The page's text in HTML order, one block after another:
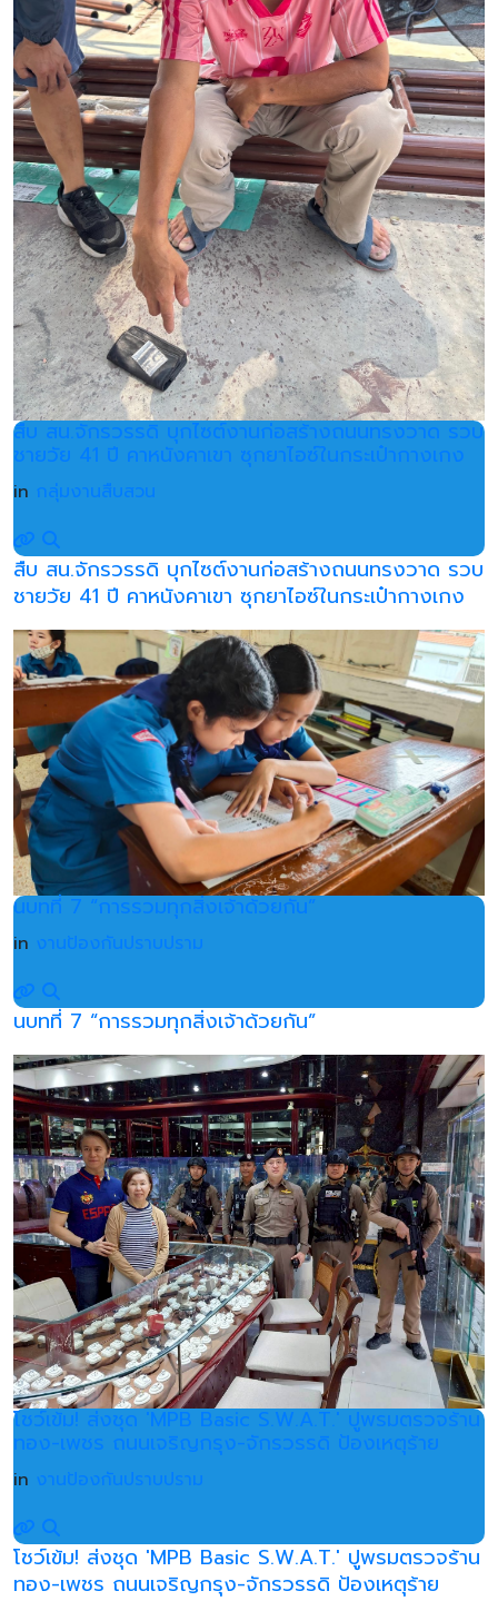
สืบ สน.จักรวรรดิ บุกไซต์งานก่อสร้างถนนทรงวาด รวบ
ชายวัย 41 ปี คาหนังคาเขา ซุกยาไอซ์ในกระเป๋ากางเกง
in กลุ่มงานสืบสวน
สืบ สน.จักรวรรดิ บุกไซต์งานก่อสร้างถนนทรงวาด รวบ
ชายวัย 41 ปี คาหนังคาเขา ซุกยาไอซ์ในกระเป๋ากางเกง
นบทที่ 7 “การรวมทุกสิ่งเจ้าด้วยกัน”
in งานป้องกันปราบปราม
นบทที่ 7 “การรวมทุกสิ่งเจ้าด้วยกัน”
โชว์เข้ม! ส่งชุด 'MPB Basic S.W.A.T.' ปูพรมตรวจร้าน
ทอง-เพชร ถนนเจริญกรุง-จักรวรรดิ ป้องเหตุร้าย
in งานป้องกันปราบปราม
โชว์เข้ม! ส่งชุด 'MPB Basic S.W.A.T.' ปูพรมตรวจร้าน
ทอง-เพชร ถนนเจริญกรุง-จักรวรรดิ ป้องเหตุร้าย